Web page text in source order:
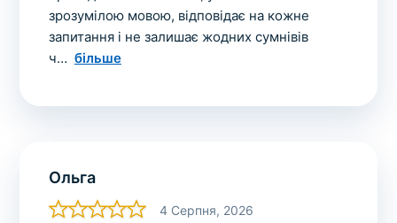
зрозумілою мовою, відповідає на кожне
запитання і не залишає жодних сумнівів
ч
більше
Ольга
4 Серпня, 2026
Оформити замовлення
Якщо ви не знаєте, які аналізи вам необхідні,
листа. Проте, щоб уникнути можливих непорозумінь,
виконання досліджень за телефонами, вказаними на